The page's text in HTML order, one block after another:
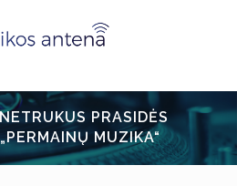
PRASIDĖS
MUZIKA“